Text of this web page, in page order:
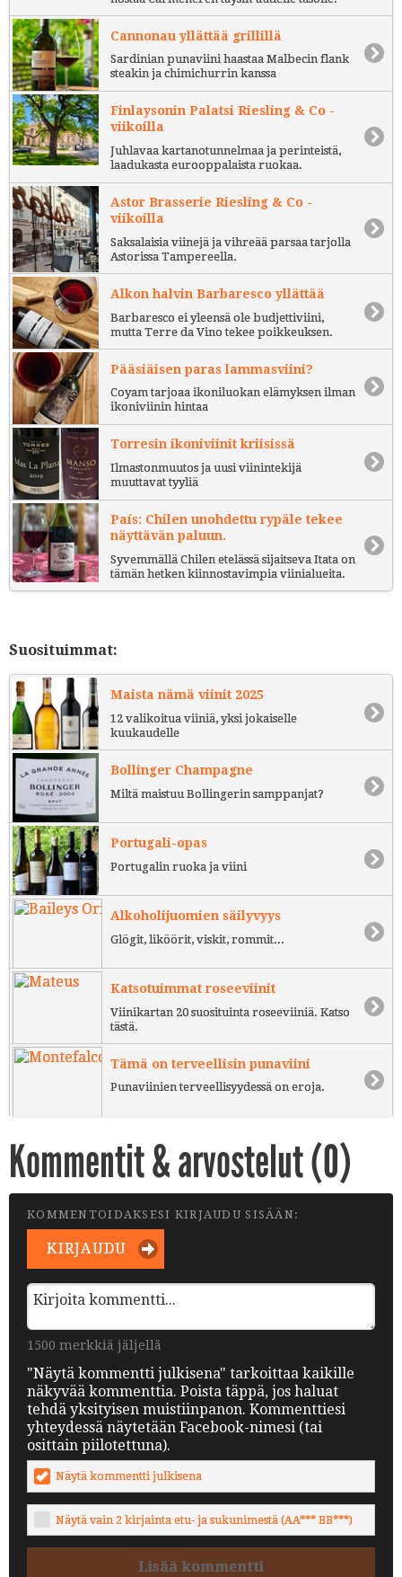
Cannonau yllättää grillillä
Sardinian punaviini haastaa Malbecin flank
steakin ja chimichurrin kanssa
Finlaysonin Palatsi Riesling & Co -
viikoilla
Juhlavaa kartanotunnelmaa ja perinteistä,
laadukasta eurooppalaista ruokaa.
Astor Brasserie Riesling & Co -
viikoilla
Saksalaisia viinejä ja vihreää parsaa tarjolla
Astorissa Tampereella.
Alkon halvin Barbaresco yllättää
Barbaresco ei yleensä ole budjettiviini,
mutta Terre da Vino tekee poikkeuksen.
Pääsiäisen paras lammasviini?
Coyam tarjoaa ikoniluokan elämyksen ilman
ikoniviinin hintaa
Torresin ikoniviinit kriisissä
Ilmastonmuutos ja uusi viinintekijä
muuttavat tyyliä
País: Chilen unohdettu rypäle tekee
näyttävän paluun.
Syvemmällä Chilen etelässä sijaitseva Itata on
tämän hetken kiinnostavimpia viinialueita.
Suosituimmat:
Maista nämä viinit 2025
12 valikoitua viiniä, yksi jokaiselle
kuukaudelle
Bollinger Champagne
Miltä maistuu Bollingerin samppanjat?
Portugali-opas
Portugalin ruoka ja viini
Alkoholijuomien säilyvyys
Glögit, liköörit, viskit, rommit...
Katsotuimmat roseeviinit
Viinikartan 20 suosituinta roseeviiniä. Katso
tästä.
Tämä on terveellisin punaviini
Punaviinien terveellisyydessä on eroja.
Kommentit & arvostelut (0)
KOMMENTOIDAKSESI KIRJAUDU SISÄÄN:
KIRJAUDU
1500 merkkiä jäljellä
"Näytä kommentti julkisena" tarkoittaa kaikille
näkyvää kommenttia. Poista täppä, jos haluat
tehdä yksityisen muistiinpanon. Kommenttiesi
yhteydessä näytetään Facebook-nimesi (tai
osittain piilotettuna).
Näytä kommentti julkisena
Näytä vain 2 kirjainta etu- ja sukunimestä (AA*** BB***)
Lisää kommentti